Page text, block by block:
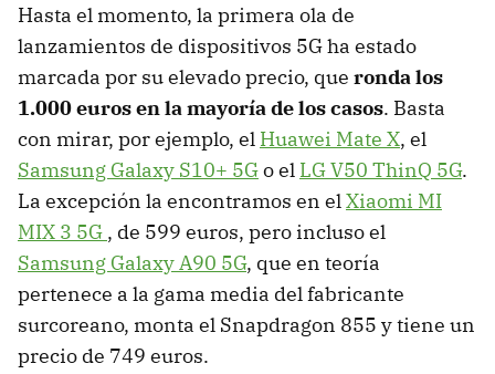
Hasta el momento, la primera ola de
lanzamientos de dispositivos 5G ha estado
marcada por su elevado precio, que ronda los
1.000 euros en la mayoría de los casos. Basta
con mirar, por ejemplo, el Huawei Mate X, el
Samsung Galaxy S10+ 5Go el LG V50 ThinQ 5G.
La excepción la encontramos en elXiaomi MI
MIX 3 5G , de 599 euros, pero incluso el
Samsung Galaxy A90 5G, que en teoría
pertenece a la gama media del fabricante
surcoreano, monta el Snapdragon 855 y tiene un
precio de 749 euros.